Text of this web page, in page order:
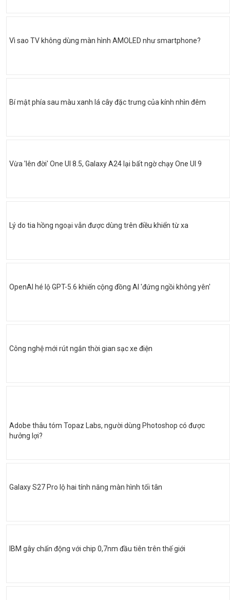
Vì sao TV không dùng màn hình AMOLED như smartphone?
Bí mật phía sau màu xanh lá cây đặc trưng của kính nhìn đêm
Vừa 'lên đời' One UI 8.5, Galaxy A24 lại bất ngờ chạy One UI 9
Lý do tia hồng ngoại vẫn được dùng trên điều khiển từ xa
OpenAI hé lộ GPT-5.6 khiến cộng đồng AI 'đứng ngồi không yên'
Công nghệ mới rút ngắn thời gian sạc xe điện
Adobe thâu tóm Topaz Labs, người dùng Photoshop có được
hưởng lợi?
Galaxy S27 Pro lộ hai tính năng màn hình tối tân
IBM gây chấn động với chip 0,7nm đầu tiên trên thế giới